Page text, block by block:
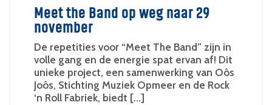
Meet the Band op weg naar 29
november
De repetities voor “Meet The Band” zijn in
volle gang en de energie spat ervan af! Dit
unieke project, een samenwerking van Oôs
Joôs, Stichting Muziek Opmeer en de Rock
‘n Roll Fabriek, biedt [...]